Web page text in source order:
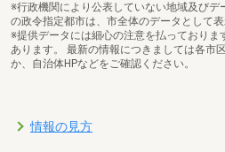
※行政機関により公表していない地域及び
の政令指定都市は、市全体のデータとして表
※提供データには細心の注意を払っており
あります。 最新の情報につきましては各市
か、自治体HPなどをご確認ください。
情報の見方